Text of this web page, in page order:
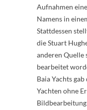
Aufnahmen
Namens in
Stattdessen
die Stuart
anderen Quelle
bearbeitet
Baia Yachts
Yachten ohne